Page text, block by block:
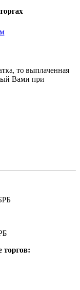
то выплаченная
Вами при
торгов: